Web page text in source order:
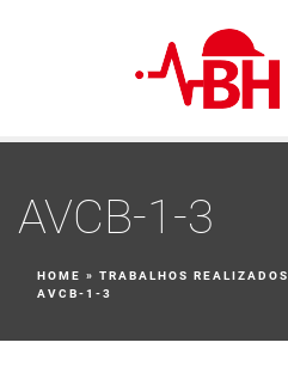
AVCB-1-3
HOME » TRABALHOS REALIZADOS
AVCB-1-3